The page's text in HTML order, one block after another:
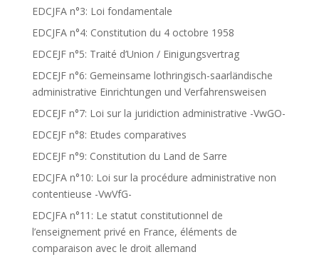
EDCJFA n°3: Loi fondamentale
EDCJFA n°4: Constitution du 4 octobre 1958
EDCEJF n°5: Traité d’Union / Einigungsvertrag
EDCEJF n°6: Gemeinsame lothringisch-saarländische
administrative Einrichtungen und Verfahrensweisen
EDCEJF n°7: Loi sur la juridiction administrative -VwGO-
EDCEJF n°8: Etudes comparatives
EDCEJF n°9: Constitution du Land de Sarre
EDCJFA n°10: Loi sur la procédure administrative non
contentieuse -VwVfG-
EDCJFA n°11: Le statut constitutionnel de
l’enseignement privé en France, éléments de
comparaison avec le droit allemand